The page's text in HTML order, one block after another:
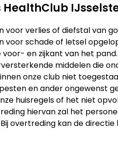
voor verlies of diefstal van
voor schade of letsel
en zijkant van het pand.
middelen die
onze club niet
en ander ongewenst
huisregels of het niet
hiervan zal het
overtreding kan de